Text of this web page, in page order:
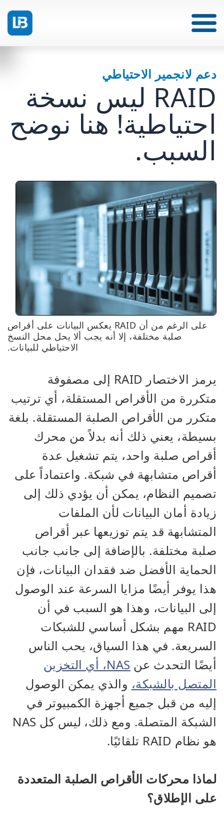
دعم لانجمير الاحتياطي
RAID ليس نسخة
احتياطية! هنا نوضح
السبب.
على الرغم من أن RAID يعكس البيانات على أقراص
صلبة مختلفة، إلا أنه يجب ألا يحل محل النسخ
الاحتياطي للبيانات.
يرمز الاختصار RAID إلى مصفوفة
متكررة من الأقراص المستقلة، أي ترتيب
متكرر من الأقراص الصلبة المستقلة. بلغة
بسيطة، يعني ذلك أنه بدلاً من محرك
أقراص صلبة واحد، يتم تشغيل عدة
أقراص متشابهة في شبكة. واعتماداً على
تصميم النظام، يمكن أن يؤدي ذلك إلى
زيادة أمان البيانات لأن الملفات
المتشابهة قد يتم توزيعها عبر أقراص
صلبة مختلفة. بالإضافة إلى جانب جانب
الحماية الأفضل ضد فقدان البيانات، فإن
هذا يوفر أيضًا مزايا السرعة عند الوصول
إلى البيانات، وهذا هو السبب في أن
RAID مهم بشكل أساسي للشبكات
السريعة. في هذا السياق، يحب الناس
أيضًا التحدث عن
NAS، أي التخزين
المتصل بالشبكة، والذي يمكن الوصول
إليه من قبل جميع أجهزة الكمبيوتر في
الشبكة المتصلة. ومع ذلك، ليس كل NAS
هو نظام RAID تلقائيًا.
لماذا محركات الأقراص الصلبة المتعددة
على الإطلاق؟